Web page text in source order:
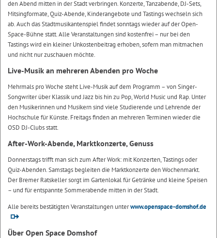
den Abend mitten in der Stadt verbringen. Konzerte, Tanzabende, DJ-Sets,
Mitsingformate, Quiz-Abende, Kinderangebote und Tastings wechseln sich
ab. Auch das Stadtmusikantenspiel findet sonntags wieder auf der Open-
Space-Bühne statt. Alle Veranstaltungen sind kostenfrei – nur bei den
Tastings wird ein kleiner Unkostenbeitrag erhoben, sofern man mitmachen
und nicht nur zuschauen möchte.
Live-Musik an mehreren Abenden pro Woche
Mehrmals pro Woche steht Live-Musik auf dem Programm – von Singer-
Songwriter über Klassik und Jazz bis hin zu Pop, World Music und Rap. Unter
den Musikerinnen und Musikern sind viele Studierende und Lehrende der
Hochschule für Künste. Freitags finden an mehreren Terminen wieder die
OSD DJ-Clubs statt.
After-Work-Abende, Marktkonzerte, Genuss
Donnerstags trifft man sich zum After Work: mit Konzerten, Tastings oder
Quiz-Abenden. Samstags begleiten die Marktkonzerte den Wochenmarkt.
Der Bremer Ratskeller sorgt im Gartenlokal für Getränke und kleine Speisen
– und für entspannte Sommerabende mitten in der Stadt.
Alle bereits bestätigten Veranstaltungen unterwww.openspace-domshof.de
Über Open Space Domshof